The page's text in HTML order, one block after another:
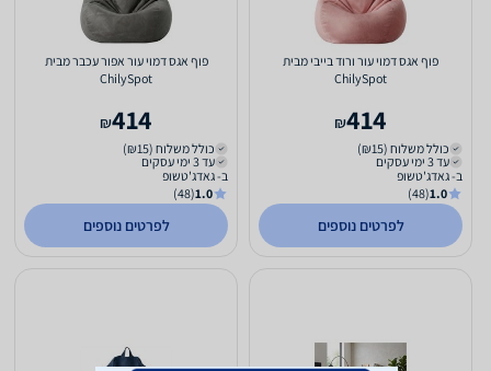
פוף אגס דמוי עור ורוד בייבי מבית
ChilySpot
414
₪
כולל משלוח (₪15)
עד 3 ימי עסקים
ב- גאדג'טשופ
1.0
(48)
לפרטים נוספים
פוף אגס דמוי עור אפור עכבר מבית
ChilySpot
414
₪
כולל משלוח (₪15)
עד 3 ימי עסקים
ב- גאדג'טשופ
1.0
(48)
לפרטים נוספים